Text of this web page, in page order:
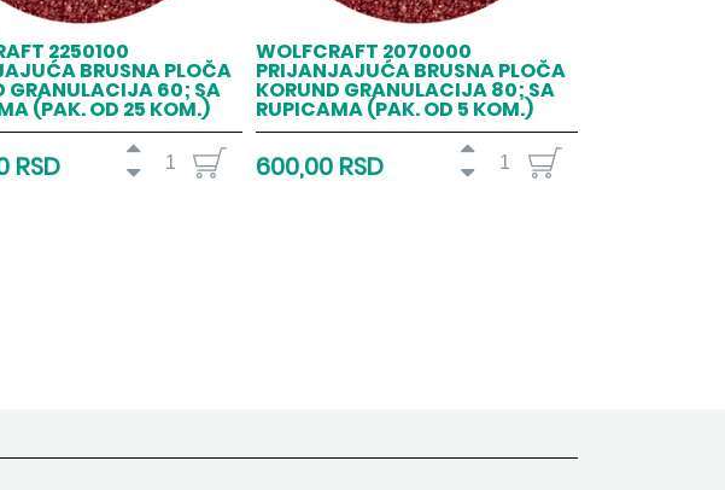
2250100
BRUSNA PLOČA
GRANULACIJA 60; SA
(PAK. OD 25 KOM.)
RSD
WOLFCRAFT 2070000
PRIJANJAJUĆA BRUSNA PLOČA
KORUND GRANULACIJA 80; SA
RUPICAMA (PAK. OD 5 KOM.)
600,00 RSD